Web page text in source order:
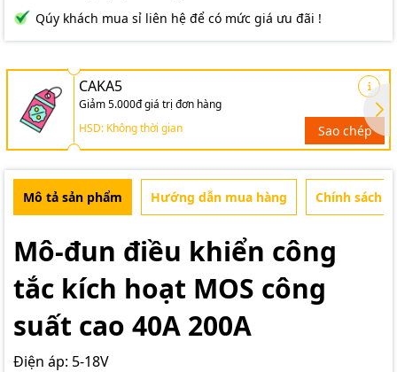
Qúy khách mua sỉ liên hệ để có mức giá ưu đãi !
CAKA5
Giảm 5.000đ giá trị đơn hàng
HSD: Không thời gian
Sao chép
Mô tả sản phẩm Hướng dẫn mua hàng Chính sách
Mô-đun điều khiển công
tắc kích hoạt MOS công
suất cao 40A 200A
Điện áp: 5-18V